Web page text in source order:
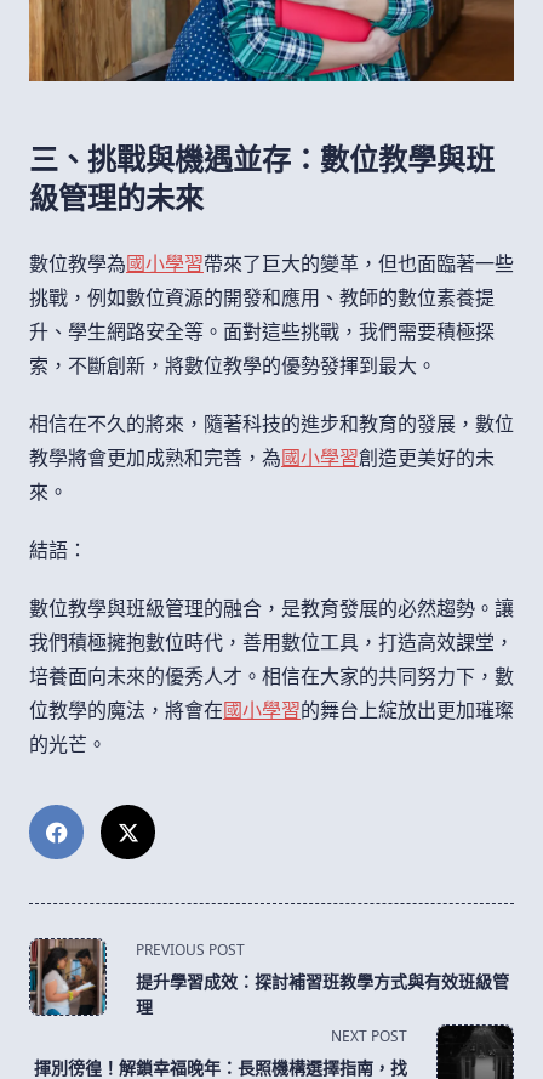
三、挑戰與機遇並存：數位教學與班
級管理的未來
數位教學為國小學習帶來了巨大的變革，但也面臨著一些
挑戰，例如數位資源的開發和應用、教師的數位素養提
升、學生網路安全等。面對這些挑戰，我們需要積極探
索，不斷創新，將數位教學的優勢發揮到最大。
相信在不久的將來，隨著科技的進步和教育的發展，數位
教學將會更加成熟和完善，為國小學習創造更美好的未
來。
結語：
數位教學與班級管理的融合，是教育發展的必然趨勢。讓
我們積極擁抱數位時代，善用數位工具，打造高效課堂，
培養面向未來的優秀人才。相信在大家的共同努力下，數
位教學的魔法，將會在國小學習的舞台上綻放出更加璀璨
的光芒。
<span
class="nav-
subtitle
reader-
PREVIOUS POST
提升學習成效：探討補習班教學方式與有效班級管
理
NEXT POST
揮別徬徨！解鎖幸福晚年：長照機構選擇指南，找